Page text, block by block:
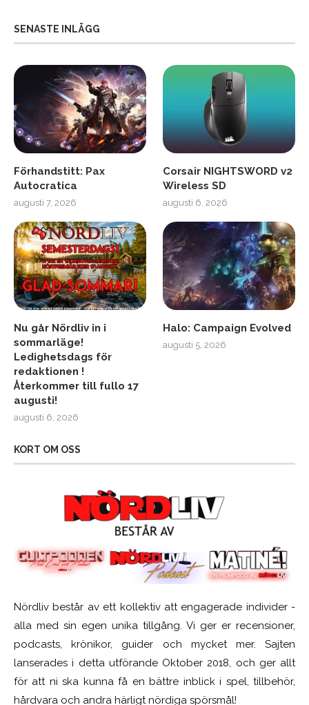
SENASTE INLÄGG
Förhandstitt: Pax
Autocratica
augusti 7, 2026
Corsair NIGHTSWORD v2
Wireless SD
augusti 6, 2026
Nu går Nördliv in i
sommarläge!
Ledighetsdags för
redaktionen !
Återkommer till fullo 17
augusti!
augusti 6, 2026
Halo: Campaign Evolved
augusti 5, 2026
KORT OM OSS
Nördliv består av ett kollektiv att engagerade individer -
alla med sin egen unika tillgång. Vi ger er recensioner,
podcasts, krönikor, guider och mycket mer. Sajten
lanserades i detta utförande Oktober 2018, och ger allt
för att ni ska kunna få en bättre inblick i spel, tillbehör,
hårdvara och andra härligt nördiga spörsmål!